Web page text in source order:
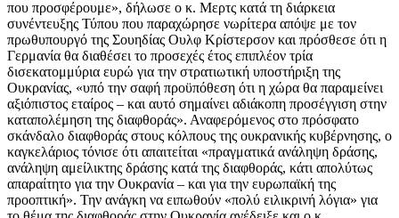
που προσφέρουμε», δήλωσε ο κ. Μερτς κατά τη διάρκεια
συνέντευξης Τύπου που παραχώρησε νωρίτερα απόψε με τον
πρωθυπουργό της Σουηδίας Ουλφ Κρίστερσον και πρόσθεσε ότι η
Γερμανία θα διαθέσει το προσεχές έτος επιπλέον τρία
δισεκατομμύρια ευρώ για την στρατιωτική υποστήριξη της
Ουκρανίας, «υπό την σαφή προϋπόθεση ότι η χώρα θα παραμείνει
αξιόπιστος εταίρος – και αυτό σημαίνει αδιάκοπη προσέγγιση στην
καταπολέμηση της διαφθοράς». Αναφερόμενος στο πρόσφατο
σκάνδαλο διαφθοράς στους κόλπους της ουκρανικής κυβέρνησης, ο
καγκελάριος τόνισε ότι απαιτείται «πραγματικά ανάληψη δράσης,
ανάληψη αμείλικτης δράσης κατά της διαφθοράς, κάτι απολύτως
απαραίτητο για την Ουκρανία – και για την ευρωπαϊκή της
προοπτική». Την ανάγκη να ειπωθούν «πολύ ειλικρινή λόγια» για